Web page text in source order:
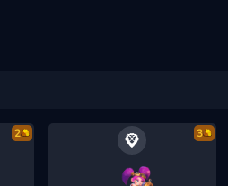
2 3